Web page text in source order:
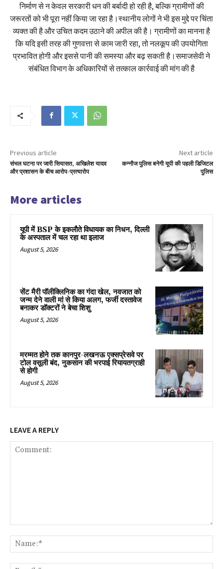
निर्माण से न केवल सरकारी धन की बर्बादी हो रही है, बल्कि ग्रामीणों की
जरूरतों को भी पूरा नहीं किया जा रहा है।स्थानीय लोगों ने भी इस मुद्दे पर चिंता
व्यक्त की है और उचित कदम उठाने की अपील की है। ग्रामीणों का मानना है
कि यदि इसी तरह की गुणवत्ता से काम जारी रहा, तो नलकूप की उपयोगिता
प्रभावित होगी और इससे पानी की समस्या और बढ़ सकती है।समाजसेवी ने
संबंधित विभाग के अधिकारियों से तत्काल कार्रवाई की मांग की है
Previous article
संभल घटना पर जारी सियासत, अखिलेश यादव
और प्रशासन के बीच आरोप-प्रत्यारोप
Next article
कन्नौज पुलिस बनेगी यूपी की पहली डिजिटल
पुलिस
More articles
यूपी में BSP के इकलाैते विधायक का निधन, दिल्ली
के अस्पताल में चल रहा था इलाज
August 5, 2026
सेंट मैरी पॉलीक्लिनिक का गंदा खेल, नवजात को
जन्म देने वाली मां से किया अलग, फर्जी दस्तावेज
बनाकर डॉक्टरों ने बेचा शिशु
August 5, 2026
मरम्मत होने तक कानपुर-लखनऊ एक्सप्रेसवे पर
टोल वसूली बंद, नुकसान की भरपाई रियायतग्राही
से होगी
August 5, 2026
LEAVE A REPLY